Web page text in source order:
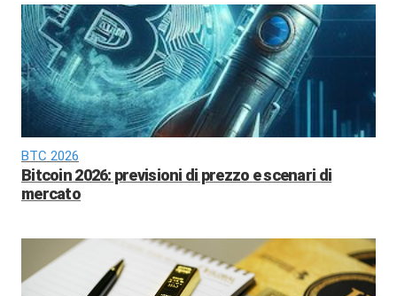
BTC 2026
Bitcoin 2026: previsioni di prezzo e scenari di
mercato